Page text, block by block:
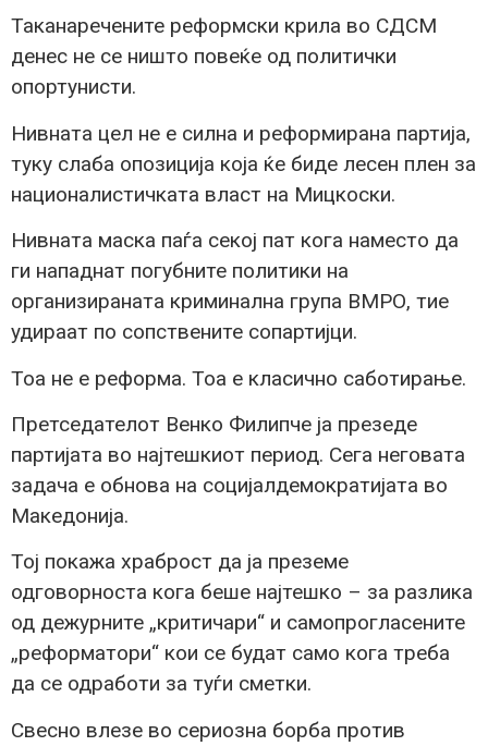
Таканаречените реформски крила во СДСМ
денес не се ништо повеќе од политички
опортунисти.
Нивната цел не е силна и реформирана партија,
туку слаба опозиција која ќе биде лесен плен за
националистичката власт на Мицкоски.
Нивната маска паѓа секој пат кога наместо да
ги нападнат погубните политики на
oрганизираната криминална група ВМРО, тие
удираат по сопствените сопартијци.
Тоа не е реформа. Тоа е класично саботирање.
Претседателот Венко Филипче ја презеде
партијата во најтешкиот период. Сега неговата
задача е обнова на социјалдемократијата во
Македонија.
Тој покажа храброст да ја преземе
одговорноста кога беше најтешко – за разлика
од дежурните „критичари“ и самопрогласените
„реформатори“ кои се будат само кога треба
да се одработи за туѓи сметки.
Свесно влезе во сериозна борба против